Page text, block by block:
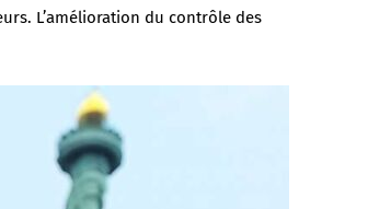
L’amélioration du contrôle des